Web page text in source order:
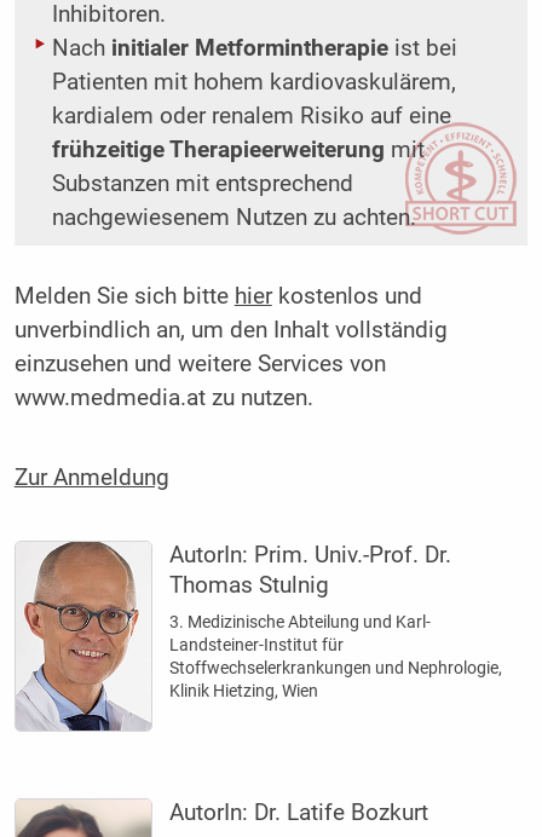
Inhibitoren.
Nach initialer Metformintherapieist bei
Patienten mit hohem kardiovaskulärem,
kardialem oder renalem Risiko auf eine
frühzeitige Therapieerweiterung mit
Substanzen mit entsprechend
nachgewiesenem Nutzen zu achten.
Melden Sie sich bitte hierkostenlos und
unverbindlich an, um den Inhalt vollständig
einzusehen und weitere Services von
www.medmedia.at zu nutzen.
Zur Anmeldung
AutorIn: Prim. Univ.-Prof. Dr.
Thomas Stulnig
3. Medizinische Abteilung und Karl-
Landsteiner-Institut für
Stoffwechselerkrankungen und Nephrologie,
Klinik Hietzing, Wien
AutorIn: Dr. Latife Bozkurt